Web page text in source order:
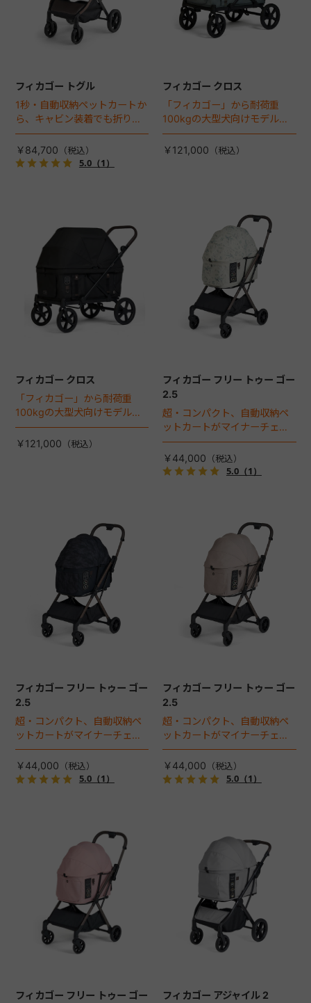
フィカゴー トグル
1秒・自動収納ペットカートか
ら、キャビン装着でも折りた
ためるモデルが登場！
￥84,700
5.0（1）
フィカゴー クロス
「フィカゴー」から耐荷重
100kgの大型犬向けモデルが
登場。
￥121,000
フィカゴー クロス
「フィカゴー」から耐荷重
100kgの大型犬向けモデルが
登場。
￥121,000
フィカゴー フリー トゥー ゴー
2.5
超・コンパクト、自動収納ペ
ットカートがマイナーチェン
ジ！
￥44,000
5.0（1）
フィカゴー フリー トゥー ゴー
2.5
超・コンパクト、自動収納ペ
ットカートがマイナーチェン
ジ！
￥44,000
5.0（1）
フィカゴー フリー トゥー ゴー
2.5
超・コンパクト、自動収納ペ
ットカートがマイナーチェン
ジ！
￥44,000
5.0（1）
フィカゴー フリー トゥー ゴー
フィカゴー アジャイル 2